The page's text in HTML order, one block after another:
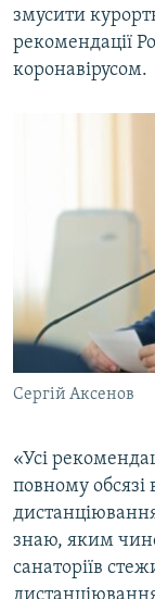
змусити
рекомендації
коронавірусом.
Сергій Аксенов
«Усі
повному обсязі
знаю, яким
санаторіїв